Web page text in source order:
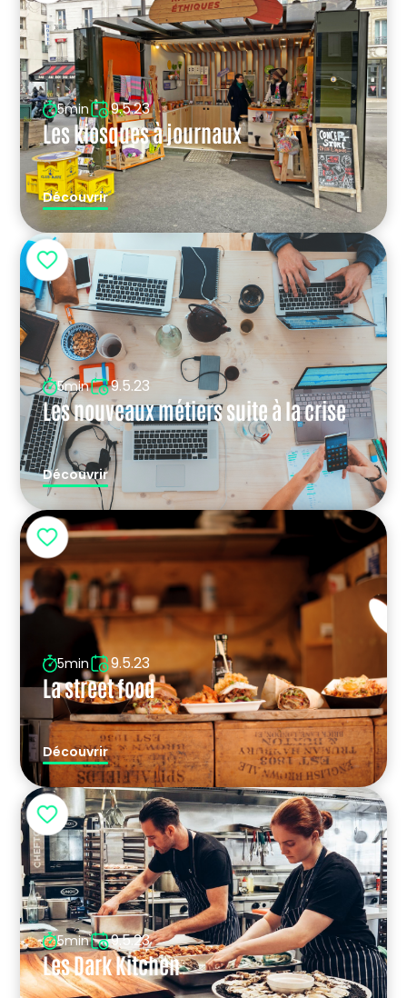
5min 9.5.23
Les kiosques à journaux
Découvrir
5min 9.5.23
Les nouveaux métiers suite à la crise
Découvrir
5min 9.5.23
La street food
Découvrir
5min 9.5.23
Les Dark Kitchen